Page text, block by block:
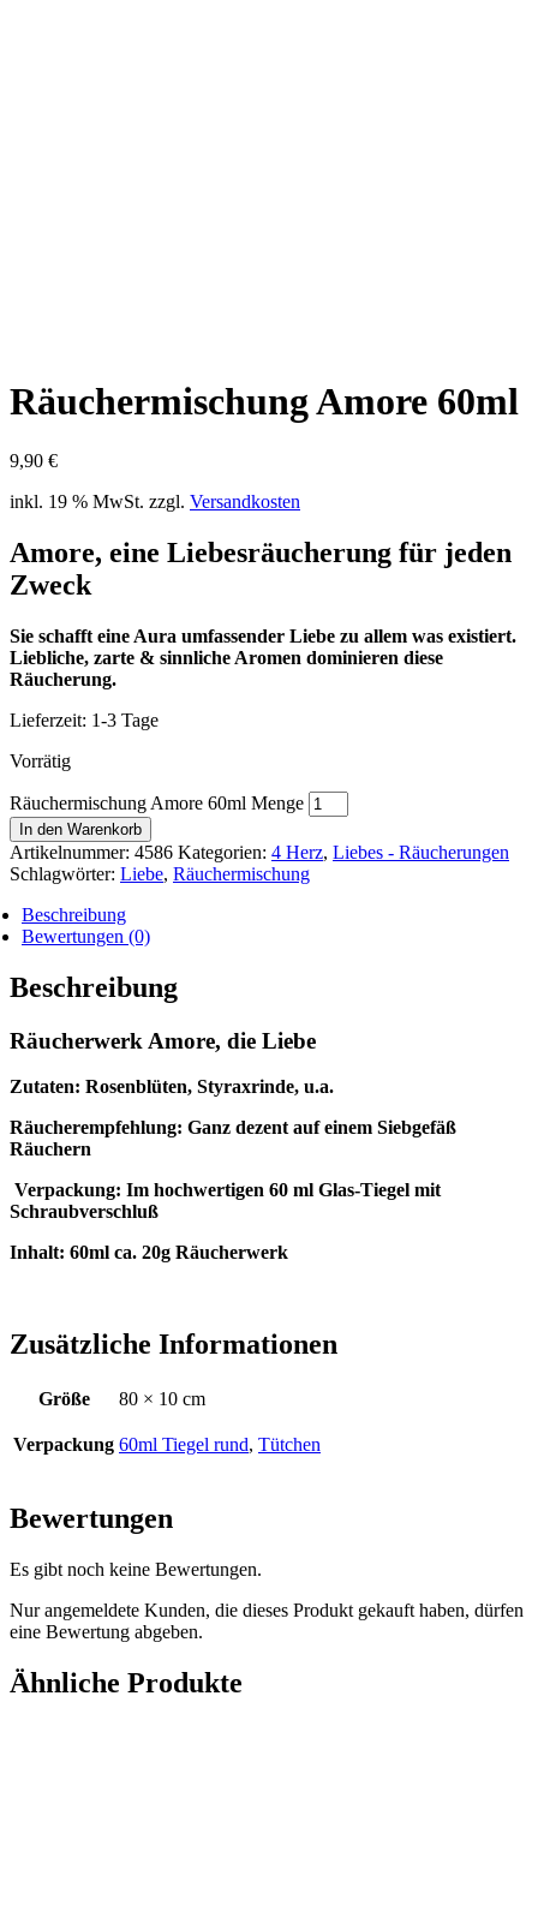
Räuchermischung Amore 60ml
9,90 €
inkl. 19 % MwSt. zzgl. Versandkosten
Amore, eine Liebesräucherung für jeden
Zweck
Sie schafft eine Aura umfassender Liebe zu allem was existiert.
Liebliche, zarte & sinnliche Aromen dominieren diese
Räucherung.
Lieferzeit: 1-3 Tage
Vorrätig
Räuchermischung Amore 60ml Menge
In den Warenkorb
Artikelnummer: 4586 Kategorien: 4 Herz, Liebes - Räucherungen
Schlagwörter: Liebe, Räuchermischung
Beschreibung
Bewertungen (0)
Beschreibung
Räucherwerk Amore, die Liebe
Zutaten: Rosenblüten, Styraxrinde, u.a.
Räucherempfehlung: Ganz dezent auf einem Siebgefäß
Räuchern
Verpackung: Im hochwertigen 60 ml Glas-Tiegel mit
Schraubverschluß
Inhalt: 60ml ca. 20g Räucherwerk
Zusätzliche Informationen
Größe 80 × 10 cm
Verpackung 60ml Tiegel rund, Tütchen
Bewertungen
Es gibt noch keine Bewertungen.
Nur angemeldete Kunden, die dieses Produkt gekauft haben, dürfen
eine Bewertung abgeben.
Ähnliche Produkte